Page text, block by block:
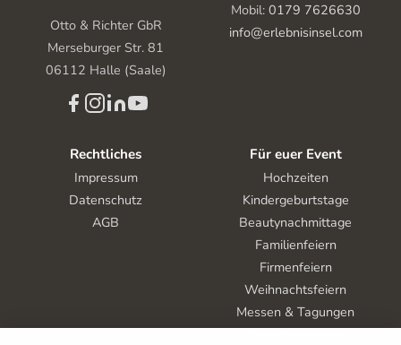
Otto & Richter GbR
Merseburger Str. 81
06112 Halle (Saale)
Mobil: 0179 7626630
info@erlebnisinsel.com
Rechtliches
Impressum
Datenschutz
AGB
Für euer Event
Hochzeiten
Kindergeburtstage
Beautynachmittage
Familienfeiern
Firmenfeiern
Weihnachtsfeiern
Messen & Tagungen